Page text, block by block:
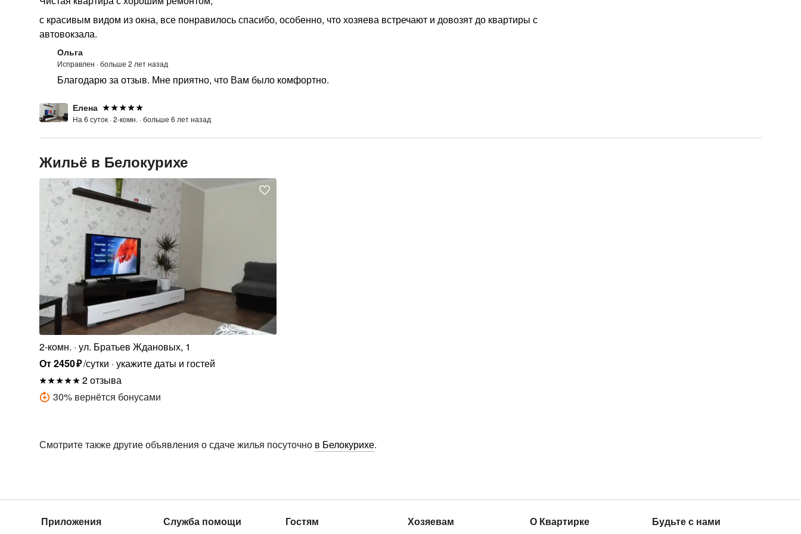
с красивым видом из окна, все понравилось спасибо, особенно, что хозяева встречают и довозят до квартиры с
автовокзала.
Ольга
Исправлен ·больше 2 лет назад
Благодарю за отзыв. Мне приятно, что Вам было комфортно.
Елена
На 6 суток ·2-комн. ·больше 6 лет назад
Жильё в Белокурихе
2-комн. ул. Братьев Ждановых, 1
От2450₽/сутки укажите даты и гостей
2 отзыва
30% вернётся бонусами
Смотрите также другие объявления о сдаче жилья посуточно в Белокурихе.
Приложения Служба помощи Гостям Хозяевам О Квартирке Будьте с нами